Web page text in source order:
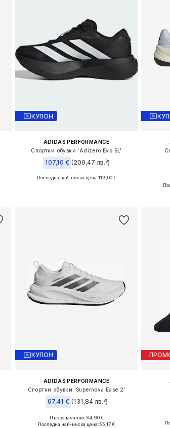
КУПОН
ADIDAS PERFORMANCE
Спортни обувки 'Adizero Evo SL'
107,10 € (209,47 лв.³)
Предлага се в много размери
Последна най-ниска цена:119,00 €
КУПОН
ADIDAS PERFORMANCE
Спортни обувки 'Supernova Ease 2'
67,41 € (131,84 лв.³)
Предлага се в много размери
Първоначално: 84,90 €
Последна най-ниска цена:55,17 €